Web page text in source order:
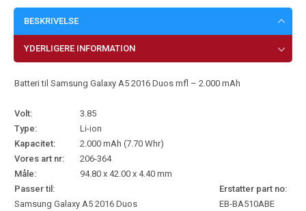
BESKRIVELSE
YDERLIGERE INFORMATION
Batteri til Samsung Galaxy A5 2016 Duos mfl – 2.000 mAh
Volt:
3.85
Type:
Li-ion
Kapacitet:
2.000 mAh (7.70 Whr)
Vores art nr:
206-364
Måle:
94.80 x 42.00 x 4.40 mm
Passer til:
Erstatter part no:
Samsung Galaxy A5 2016 Duos
EB-BA510ABE